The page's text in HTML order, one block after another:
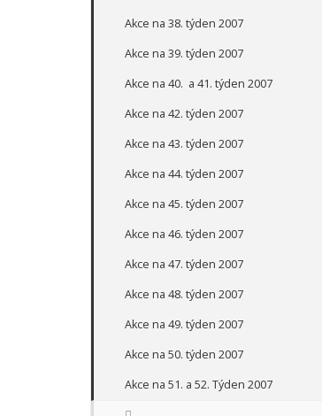
Akce na 38. týden 2007
Akce na 39. týden 2007
Akce na 40. a 41. týden 2007
Akce na 42. týden 2007
Akce na 43. týden 2007
Akce na 44. týden 2007
Akce na 45. týden 2007
Akce na 46. týden 2007
Akce na 47. týden 2007
Akce na 48. týden 2007
Akce na 49. týden 2007
Akce na 50. týden 2007
Akce na 51. a 52. Týden 2007